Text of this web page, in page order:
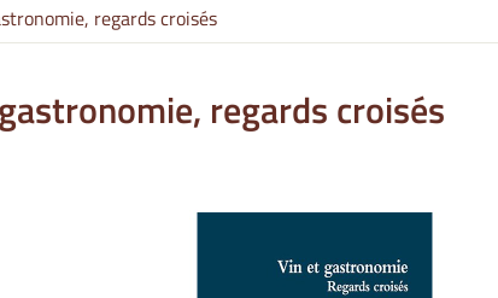
regards croisés
regards croisés